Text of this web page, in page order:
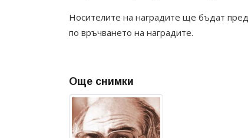
Носителите на наградите ще бъдат
по връчването на наградите.
Още снимки